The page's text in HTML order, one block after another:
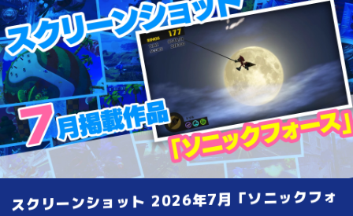
スクリーンショット 2026年7月「ソニックフォ